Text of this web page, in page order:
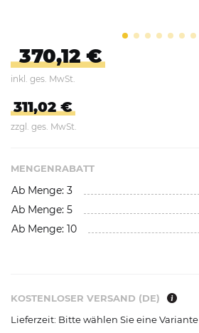
370,12 €
inkl. ges. MwSt.
311,02 €
zzgl. ges. MwSt.
MENGENRABATT
Ab Menge: 3
Ab Menge: 5
Ab Menge: 10
KOSTENLOSER VERSAND (DE)
Lieferzeit: Bitte wählen Sie eine Variante